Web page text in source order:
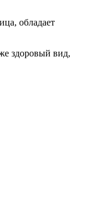
обладает
здоровый вид,